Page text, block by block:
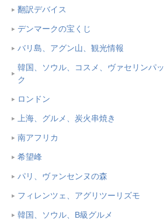
翻訳デバイス
デンマークの宝くじ
バリ島、アグン山、観光情報
韓国、ソウル、コスメ、ヴァセリンパッ
ク
ロンドン
上海、グルメ、炭火串焼き
南アフリカ
希望峰
パリ、ヴァンセンヌの森
フィレンツェ、アグリツーリズモ
韓国、ソウル、B級グルメ